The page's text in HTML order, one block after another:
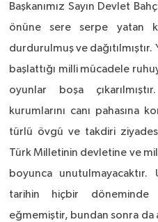
Başkanımız Sayın Devlet
önüne sere serpe yatan
durdurulmuş ve
başlattığı milli mücadele
oyunlar boşa
kurumlarını canı pahasına
türlü övgü ve takdiri
Türk Milletinin devletine ve
boyunca
tarihin hiçbir
eğmemiştir, bundan sonra da